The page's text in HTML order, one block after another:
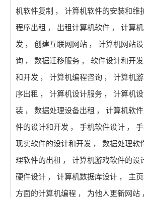
机软件复制 ， 计算机软件的安装和维
程序出租 ， 出租计算机软件 ，
计算
发 ， 创建互联网网站 ， 计算机网站
询 ， 数据迁移服务 ， 软件设计和开发
和开发 ， 计算机编程咨询 ， 计算机
序出租 ， 计算机设计服务 ， 计算机
装 ， 数据处理设备出租 ， 计算机软
件的设计和开发 ， 手机软件设计 ，
现实软件的设计和开发 ， 数据处理软
理软件的出租 ， 计算机游戏软件的设
硬件设计 ， 计算机数据库设计 ， 主
方面的计算机编程 ， 为他人更新网站